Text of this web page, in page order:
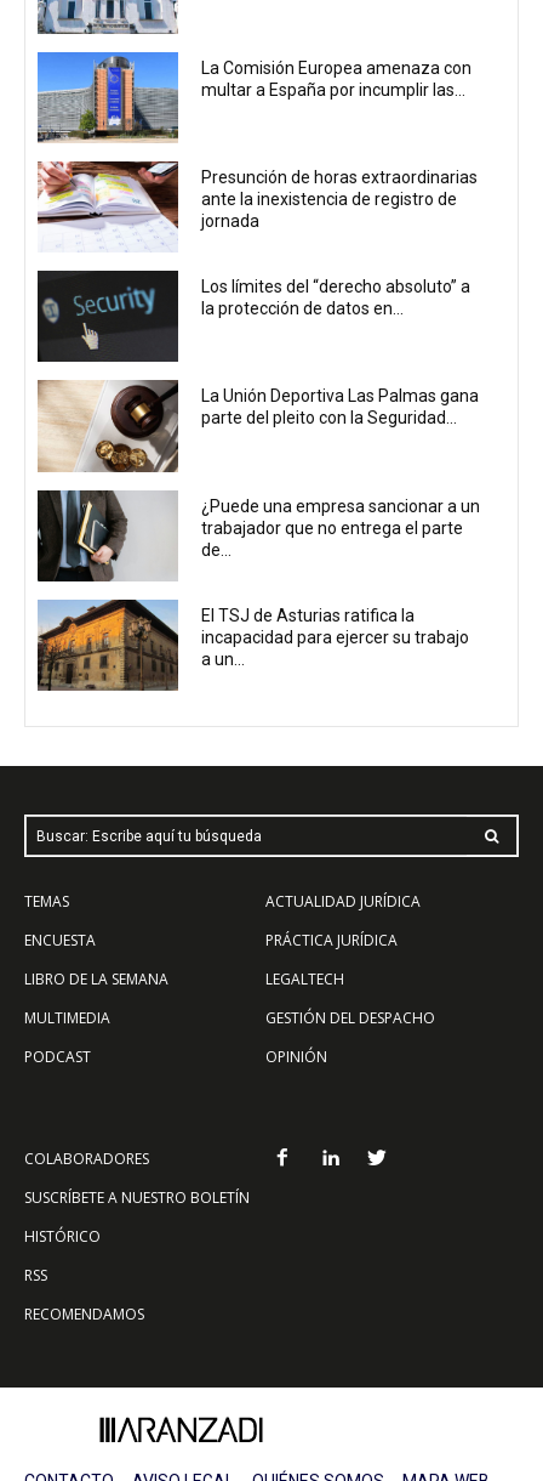
La Comisión Europea amenaza con
multar a España por incumplir las...
Presunción de horas extraordinarias
ante la inexistencia de registro de
jornada
Los límites del “derecho absoluto” a
la protección de datos en...
La Unión Deportiva Las Palmas gana
parte del pleito con la Seguridad...
¿Puede una empresa sancionar a un
trabajador que no entrega el parte
de...
El TSJ de Asturias ratifica la
incapacidad para ejercer su trabajo
a un...
Buscar: Escribe aquí tu búsqueda
TEMAS
ENCUESTA
LIBRO DE LA SEMANA
MULTIMEDIA
PODCAST
ACTUALIDAD JURÍDICA
PRÁCTICA JURÍDICA
LEGALTECH
GESTIÓN DEL DESPACHO
OPINIÓN
COLABORADORES
SUSCRÍBETE A NUESTRO BOLETÍN
HISTÓRICO
RSS
RECOMENDAMOS